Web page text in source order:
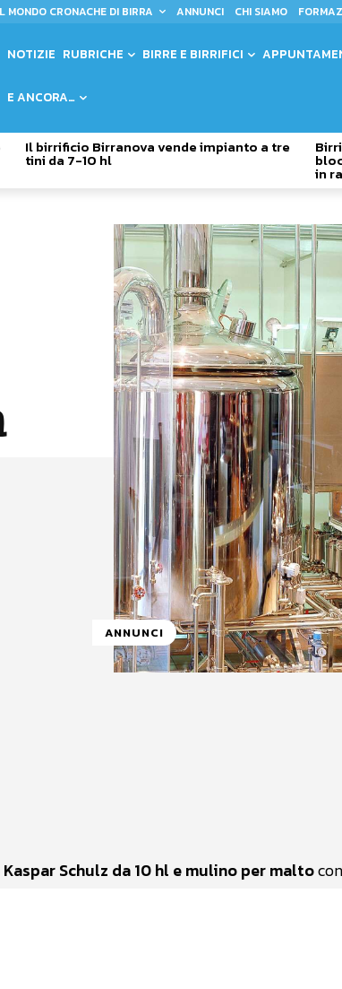
MONDO CRONACHE DI BIRRA ANNUNCI CHI SIAMO
NOTIZIE RUBRICHE BIRRE E BIRRIFICI
E ANCORA…
Il birrificio Birranova vende impianto a tre
tini da 7-10 hl
in
ANNUNCI
Schulz da 10 hl e mulino per maltocon